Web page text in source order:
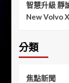
智慧升級 靜
New Volvo
分類
焦點新聞